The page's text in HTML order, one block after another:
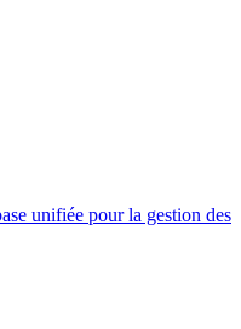
unifiée pour la gestion des